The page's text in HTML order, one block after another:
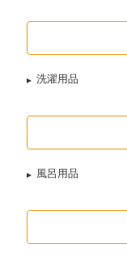
洗濯用品
風呂用品